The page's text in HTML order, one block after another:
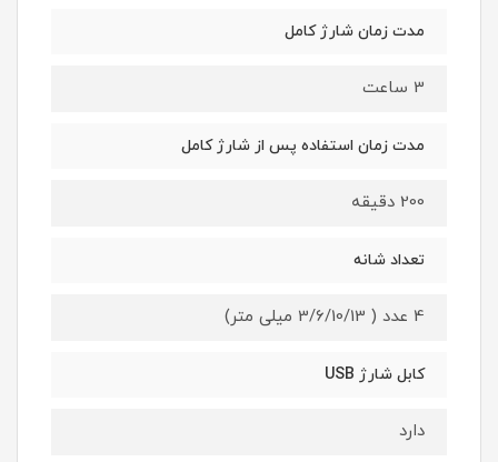
مدت زمان شارژ کامل
3 ساعت
مدت زمان استفاده پس از شارژ کامل
200 دقیقه
تعداد شانه
4 عدد ( 3/6/10/13 میلی متر)
کابل شارژ USB
دارد